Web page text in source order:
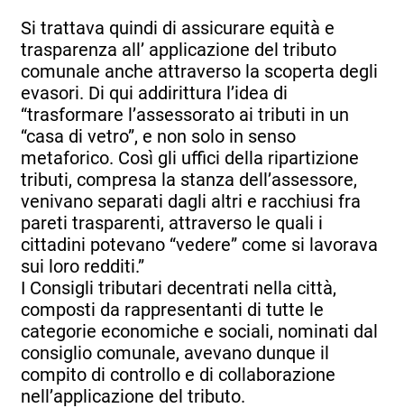
Si trattava quindi di assicurare equità e
trasparenza all’ applicazione del tributo
comunale anche attraverso la scoperta degli
evasori. Di qui addirittura l’idea di
“trasformare l’assessorato ai tributi in un
“casa di vetro”, e non solo in senso
metaforico. Così gli uffici della ripartizione
tributi, compresa la stanza dell’assessore,
venivano separati dagli altri e racchiusi fra
pareti trasparenti, attraverso le quali i
cittadini potevano “vedere” come si lavorava
sui loro redditi.”
I Consigli tributari decentrati nella città,
composti da rappresentanti di tutte le
categorie economiche e sociali, nominati dal
consiglio comunale, avevano dunque il
compito di controllo e di collaborazione
nell’applicazione del tributo.